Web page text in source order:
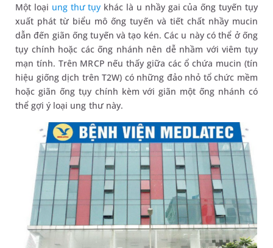
Một loại ung thư tụy khác là u nhầy gai của ống tuyến tụy
xuất phát từ biểu mô ống tuyến và tiết chất nhầy mucin
dẫn đến giãn ống tuyến và tạo kén. Các u này có thể ở ống
tụy chính hoặc các ống nhánh nên dễ nhầm với viêm tụy
mạn tính. Trên MRCP nếu thấy giữa các ổ chứa mucin (tín
hiệu giống dịch trên T2W) có những đảo nhỏ tổ chức mềm
hoặc giãn ống tụy chính kèm với giãn một ống nhánh có
thể gợi ý loại ung thư này.